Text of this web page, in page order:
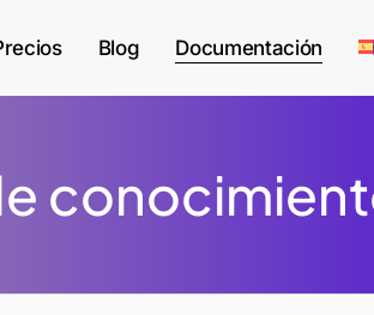
Blog Documentación